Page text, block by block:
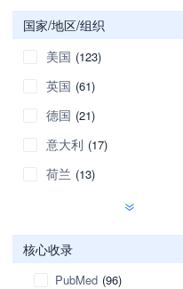
国家/地区/组织
美国 (123)
英国 (61)
德国 (21)
意大利 (17)
荷兰 (13)
核心收录
PubMed (96)